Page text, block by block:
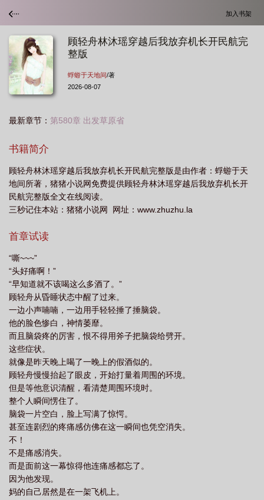
加入书架
顾轻舟林沐瑶穿越后我放弃机长开民航完
整版
蜉蝣于天地间/著
2026-08-07
最新章节： 第580章 出发草原省
书籍简介
顾轻舟林沐瑶穿越后我放弃机长开民航完整版是由作者：蜉蝣于天
地间所著，猪猪小说网免费提供顾轻舟林沐瑶穿越后我放弃机长开
民航完整版全文在线阅读。
三秒记住本站：猪猪小说网 网址：www.zhuzhu.la
首章试读
“嘶~~~”
“头好痛啊！”
“早知道就不该喝这么多酒了。”
顾轻舟从昏睡状态中醒了过来。
一边小声喃喃，一边用手轻轻捶了捶脑袋。
他的脸色惨白，神情萎靡。
而且脑袋疼的厉害，恨不得用斧子把脑袋给劈开。
这些症状。
就像是昨天晚上喝了一晚上的假酒似的。
顾轻舟慢慢抬起了眼皮，开始打量着周围的环境。
但是等他意识清醒，看清楚周围环境时。
整个人瞬间愣住了。
脑袋一片空白，脸上写满了惊愕。
甚至连剧烈的疼痛感仿佛在这一瞬间也凭空消失。
不！
不是痛感消失。
而是面前这一幕惊得他连痛感都忘了。
因为他发现。
妈的自己居然是在一架飞机上。